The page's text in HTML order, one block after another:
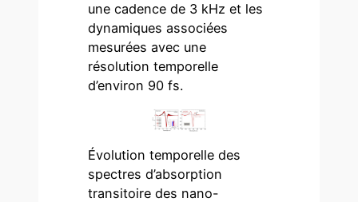
une cadence de 3 kHz et les
dynamiques associées
mesurées avec une
résolution temporelle
d’environ 90 fs.
Évolution temporelle des
spectres d’absorption
transitoire des nano-